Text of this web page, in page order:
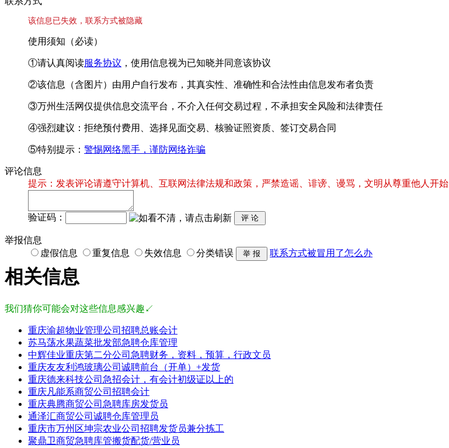
该信息已失效，联系方式被隐藏
使用须知（必读）
①请认真阅读服务协议 ，使用信息视为已知晓并同意该协议
②该信息（含图片）由用户自行发布，其真实性、准确性和合法性由信息发布者负责
③万州生活网仅提供信息交流平台，不介入任何交易过程，不承担安全风险和法律责任
④强烈建议：拒绝预付费用、选择见面交易、核验证照资质、签订交易合同
⑤特别提示： 警惕网络黑手，谨防网络诈骗
评论信息
提示：发表评论请遵守计算机、互联网法律法规和政策，严禁造谣、诽谤、谩骂，文明从尊重他人开始
验证码：
举报信息
虚假信息
重复信息 失效信息 分类错误 联系方式被冒用了怎么办
相关信息
我们猜你可能会对这些信息感兴趣↙
重庆渝超物业管理公司招聘总账会计
苏马荡水果蔬菜批发部急聘仓库管理
中辉佳业重庆第二分公司急聘财务，资料，预算，行政文员
重庆友友利鸿玻璃公司诚聘前台（开单）+发货
重庆德来科技公司急招会计，有会计初级证以上的
重庆凡能系商贸公司招聘会计
重庆典腾商贸公司急聘库房发货员
通泽汇商贸公司诚聘仓库管理员
重庆市万州区坤宗农业公司招聘发货员兼分拣工
聚鼎卫商贸急聘库管搬货配货/营业员